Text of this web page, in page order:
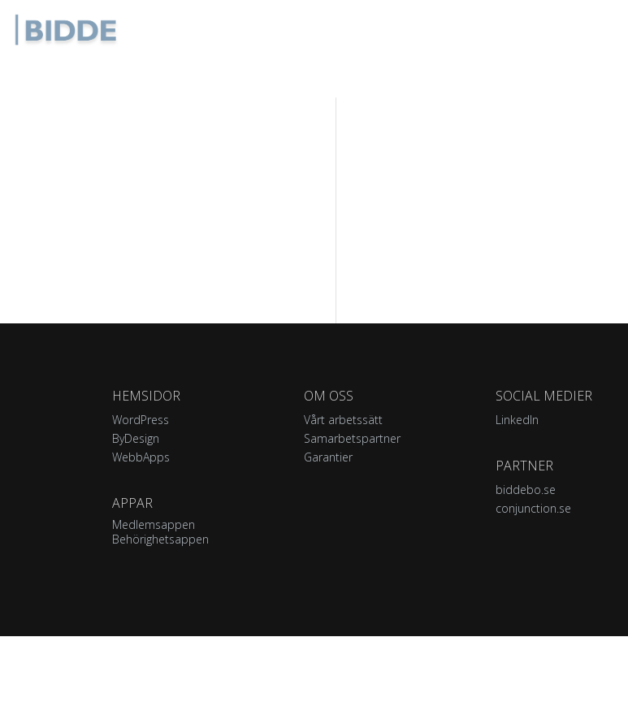
HEMSIDOR
WordPress
ByDesign
WebbApps
APPAR
Medlemsappen
Behörighetsappen
OM OSS
Vårt arbetssätt
Samarbetspartner
Garantier
SOCIAL MEDIER
LinkedIn
PARTNER
biddebo.se
conjunction.se